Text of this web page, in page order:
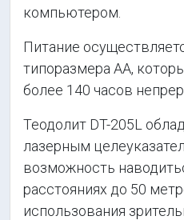
компьютером.
Питание
типоразмера АА,
более 140 часов
Теодолит DT-205L
лазерным
возможность
расстояниях до 50
использования